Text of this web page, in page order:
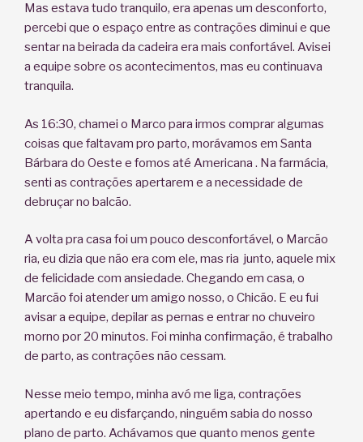
Mas estava tudo tranquilo, era apenas um desconforto,
percebi que o espaço entre as contrações diminui e que
sentar na beirada da cadeira era mais confortável. Avisei
a equipe sobre os acontecimentos, mas eu continuava
tranquila.
As 16:30, chamei o Marco para irmos comprar algumas
coisas que faltavam pro parto, morávamos em Santa
Bárbara do Oeste e fomos até Americana . Na farmácia,
senti as contrações apertarem e a necessidade de
debruçar no balcão.
A volta pra casa foi um pouco desconfortável, o Marcão
ria, eu dizia que não era com ele, mas ria junto, aquele mix
de felicidade com ansiedade. Chegando em casa, o
Marcão foi atender um amigo nosso, o Chicão. E eu fui
avisar a equipe, depilar as pernas e entrar no chuveiro
morno por 20 minutos. Foi minha confirmação, é trabalho
de parto, as contrações não cessam.
Nesse meio tempo, minha avó me liga, contrações
apertando e eu disfarçando, ninguém sabia do nosso
plano de parto. Achávamos que quanto menos gente